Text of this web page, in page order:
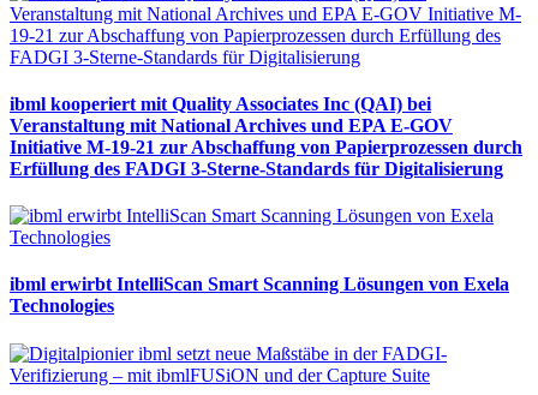
ibml kooperiert mit Quality Associates Inc (QAI) bei
Veranstaltung mit National Archives und EPA E-GOV
Initiative M-19-21 zur Abschaffung von Papierprozessen durch
Erfüllung des FADGI 3-Sterne-Standards für Digitalisierung
ibml erwirbt IntelliScan Smart Scanning Lösungen von Exela
Technologies